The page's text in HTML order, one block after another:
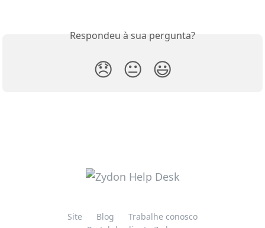
Respondeu à sua pergunta?
😞 😐 😃
Site Blog
Trabalhe conosco